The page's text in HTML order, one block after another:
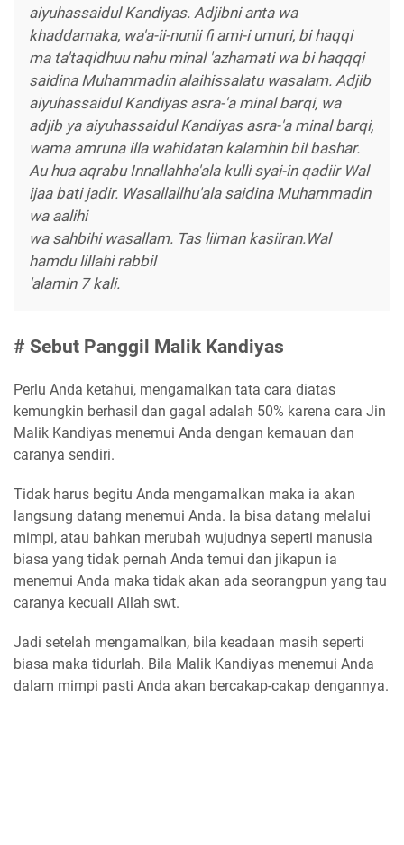
aiyuhassaidul Kandiyas. Adjibni anta wa
khaddamaka, wa'a-ii-nunii fi ami-i umuri, bi haqqi
ma ta'taqidhuu nahu minal 'azhamati wa bi haqqqi
saidina Muhammadin alaihissalatu wasalam. Adjib
aiyuhassaidul Kandiyas asra-'a minal barqi, wa
adjib ya aiyuhassaidul Kandiyas asra-'a minal barqi,
wama amruna illa wahidatan kalamhin bil bashar.
Au hua aqrabu Innallahha'ala kulli syai-in qadiir Wal
ijaa bati jadir. Wasallallhu'ala saidina Muhammadin
wa aalihi
wa sahbihi wasallam. Tas liiman kasiiran.Wal
hamdu lillahi rabbil
'alamin 7 kali.
# Sebut Panggil Malik Kandiyas
Perlu Anda ketahui, mengamalkan tata cara diatas
kemungkin berhasil dan gagal adalah 50% karena cara Jin
Malik Kandiyas menemui Anda dengan kemauan dan
caranya sendiri.
Tidak harus begitu Anda mengamalkan maka ia akan
langsung datang menemui Anda. Ia bisa datang melalui
mimpi, atau bahkan merubah wujudnya seperti manusia
biasa yang tidak pernah Anda temui dan jikapun ia
menemui Anda maka tidak akan ada seorangpun yang tau
caranya kecuali Allah swt.
Jadi setelah mengamalkan, bila keadaan masih seperti
biasa maka tidurlah. Bila Malik Kandiyas menemui Anda
dalam mimpi pasti Anda akan bercakap-cakap dengannya.